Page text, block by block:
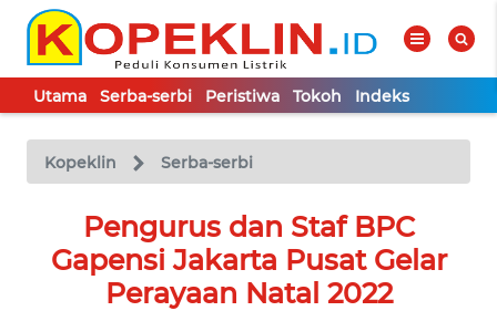
Utama Serba-serbi Peristiwa Tokoh Indeks
Kopeklin Serba-serbi
Pengurus dan Staf BPC
Gapensi Jakarta Pusat Gelar
Perayaan Natal 2022
TV
Tutup